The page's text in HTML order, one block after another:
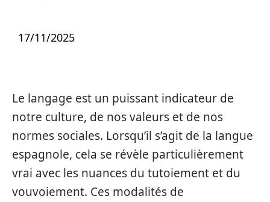
17/11/2025
Le langage est un puissant indicateur de
notre culture, de nos valeurs et de nos
normes sociales. Lorsqu’il s’agit de la langue
espagnole, cela se révèle particulièrement
vrai avec les nuances du tutoiement et du
vouvoiement. Ces modalités de